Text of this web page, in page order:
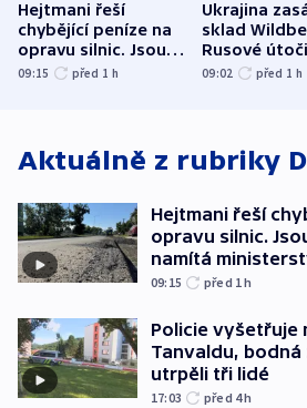
Hejtmani řeší
chybějící peníze na
opravu silnic. Jsou
nenárokové, namítá
09:15 před 1 h
Ukrajina
sklad
Rusové
trh, hasiče či
09:02 před 1 h
Aktuálně z rubriky
Hejtmani řeší
opravu silnic.
namítá
09:15 před 1h
Policie vyšetřuje
Tanvaldu, bodná
utrpěli tři lidé
17:03 před 4h